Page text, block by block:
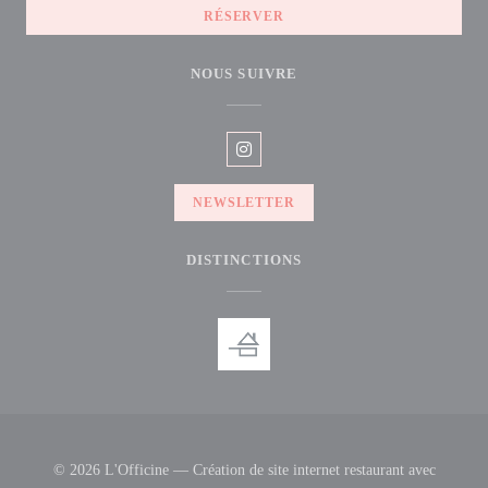
RÉSERVER
NOUS SUIVRE
Instagram ((ouvre une nouvelle
NEWSLETTER
DISTINCTIONS
© 2026 L'Officine — Création de site internet restaurant avec